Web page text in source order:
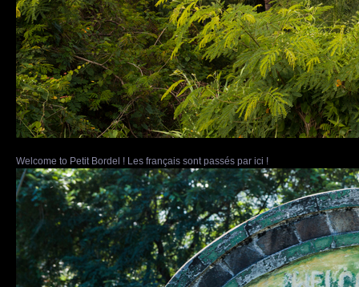
Welcome to Petit Bordel ! Les français sont passés par ici !